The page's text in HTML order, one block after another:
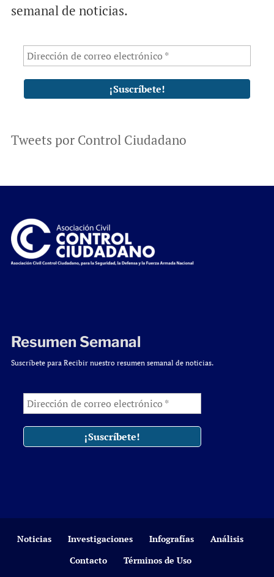
semanal de noticias.
Tweets por Control Ciudadano
Resumen Semanal
Suscríbete para Recibir nuestro resumen semanal de noticias.
Noticias Investigaciones Infografías
Análisis
Contacto
Términos de Uso